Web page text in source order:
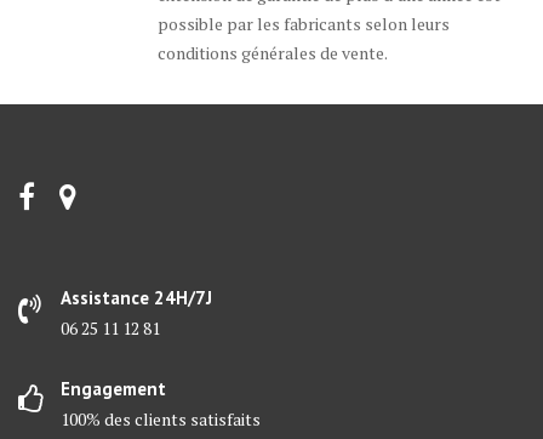
possible par les fabricants selon leurs
conditions générales de vente.
Assistance 24H/7J
06 25 11 12 81
Engagement
100% des clients satisfaits